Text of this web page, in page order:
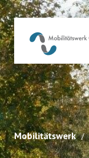
Mobilitätswerk